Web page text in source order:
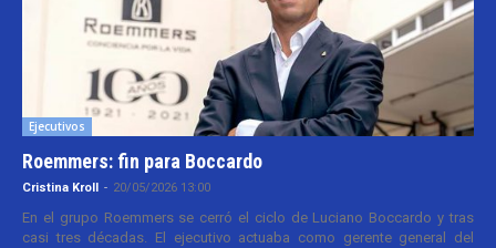
Ejecutivos
Roemmers: fin para Boccardo
Cristina Kroll - 20/05/2026 13:00
En el grupo Roemmers se cerró el ciclo de Luciano Boccardo y tras
casi tres décadas. El ejecutivo actuaba como gerente general del